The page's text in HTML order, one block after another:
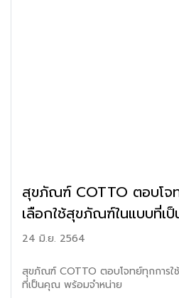
สุขภัณฑ์ COTTO ตอบโจทย์ทุกการใช้งาน
เลือกใช้สุขภัณฑ์ในแบบที่เ
24 มิ.ย. 2564
สุขภัณฑ์ COTTO ตอบโจทย์ทุกการใ
ที่เป็นคุณ พร้อมจำหน่าย